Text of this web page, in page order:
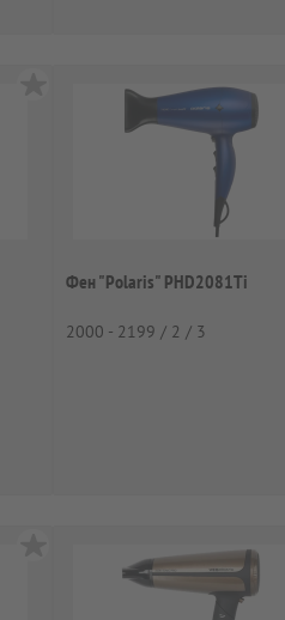
Фен "Polaris" PHD2081Ti
2000 - 2199 / 2 / 3